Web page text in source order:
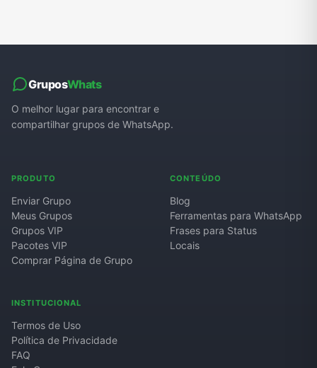
GruposWhats
O melhor lugar para encontrar e
compartilhar grupos de WhatsApp.
PRODUTO
Enviar Grupo
Meus Grupos
Grupos VIP
Pacotes VIP
Comprar Página de Grupo
CONTEÚDO
Blog
Ferramentas para WhatsApp
Frases para Status
Locais
INSTITUCIONAL
Termos de Uso
Política de Privacidade
FAQ